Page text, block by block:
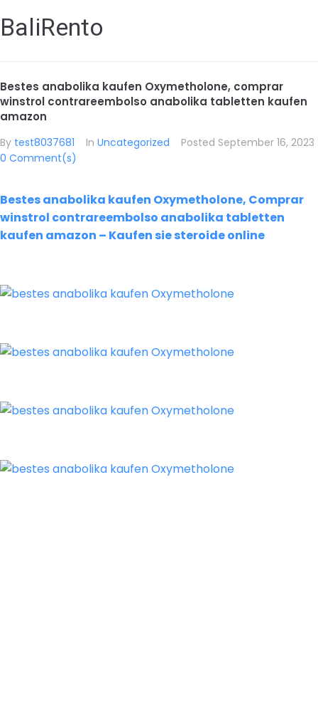
BaliRento
Bestes anabolika kaufen Oxymetholone, comprar
winstrol contrareembolso anabolika tabletten kaufen
amazon
By test8037681 In Uncategorized Posted September 16, 2023
0 Comment(s)
Bestes anabolika kaufen Oxymetholone, Comprar
winstrol contrareembolso anabolika tabletten
kaufen amazon – Kaufen sie steroide online